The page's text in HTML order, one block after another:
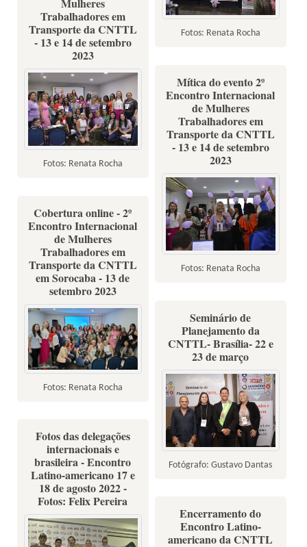
Fotos: Renata Rocha
Trabalhadores em
Transporte da CNTTL
- 13 e 14 de setembro
2023
Fotos: Renata Rocha
Mítica do evento 2º
Encontro Internacional
de Mulheres
Trabalhadores em
Transporte da CNTTL
- 13 e 14 de setembro
2023
Fotos: Renata Rocha
Cobertura online - 2º
Encontro Internacional
de Mulheres
Trabalhadores em
Transporte da CNTTL
em Sorocaba - 13 de
setembro 2023
Fotos: Renata Rocha
Seminário de
Planejamento da
CNTTL- Brasília- 22 e
23 de março
Fotógrafo: Gustavo Dantas
Fotos das delegações
internacionais e
brasileira - Encontro
Latino-americano 17 e
18 de agosto 2022 -
Fotos: Felix Pereira
Encerramento do
Encontro Latino-
americano da CNTTL